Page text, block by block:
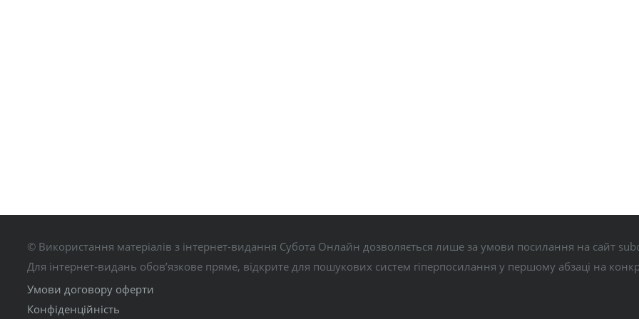
© Використання матеріалів з інтернет-видання Субота Онлайн дозволяється лише за умови посилання на сайт
Для інтернет-видань обов’язкове пряме, відкрите для пошукових систем гіперпосилання у першому абзаці на
Умови договору оферти
Конфіденційність